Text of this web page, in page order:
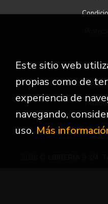
.
Este sitio web
propias como de
experiencia de
navegando,
uso. Más